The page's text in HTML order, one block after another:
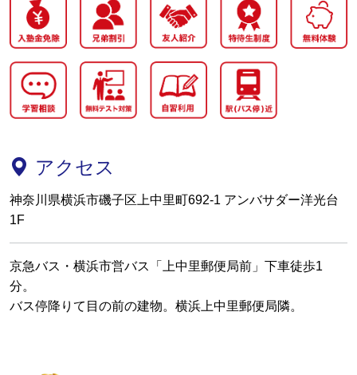
アクセス
神奈川県横浜市磯子区上中里町692-1 アンバサダー洋光台
1F
京急バス・横浜市営バス「上中里郵便局前」下車徒歩1
分。
バス停降りて目の前の建物。横浜上中里郵便局隣。